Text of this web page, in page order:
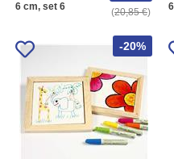
6 cm, set 6
20,85 €
-20%